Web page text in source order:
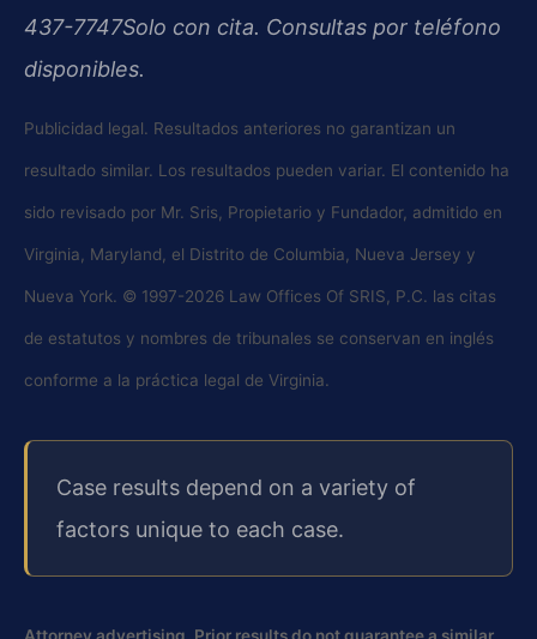
437-7747Solo con cita. Consultas por teléfono
disponibles.
Publicidad legal. Resultados anteriores no garantizan un
resultado similar. Los resultados pueden variar. El contenido ha
sido revisado por Mr. Sris, Propietario y Fundador, admitido en
Virginia, Maryland, el Distrito de Columbia, Nueva Jersey y
Nueva York. © 1997-2026 Law Offices Of SRIS, P.C. las citas
de estatutos y nombres de tribunales se conservan en inglés
conforme a la práctica legal de Virginia.
Case results depend on a variety of
factors unique to each case.